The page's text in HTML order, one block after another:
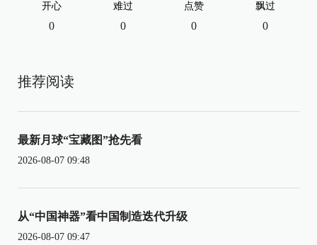
开心
0
难过
0
点赞
0
飘过
0
推荐阅读
最新月球“宝藏图”抢先看
2026-08-07 09:48
从“中国神器”看中国制造迭代升级
2026-08-07 09:47